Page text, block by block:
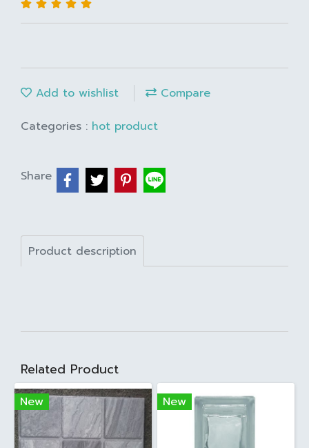
Add to wishlist
Compare
Categories : hot product
Share
Product description
Related Product
New New